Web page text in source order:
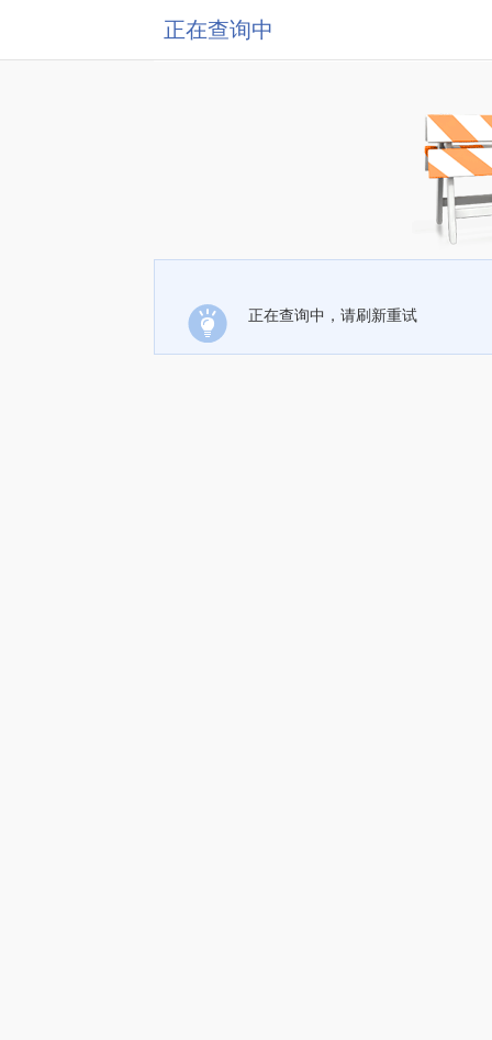
正在查询中
正在查询中，请刷新重试